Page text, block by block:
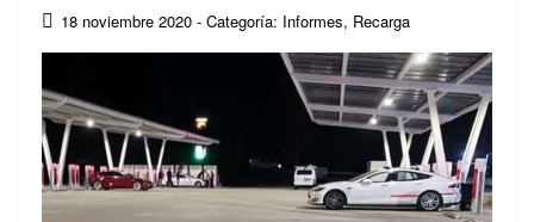
18 noviembre 2020 - Categoría: Informes, Recarga